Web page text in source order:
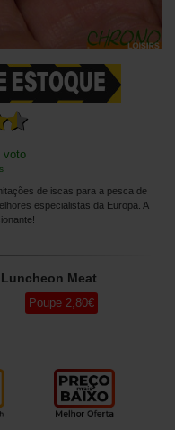
voto
de iscas para a pesca de
especialistas da Europa. A
Meat
Poupe 2,80€